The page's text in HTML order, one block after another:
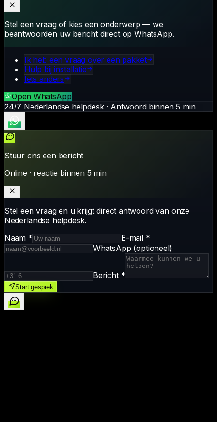
Stel een vraag of kies een onderwerp — we
beantwoorden uw bericht direct op WhatsApp.
Ik heb een vraag over een pakket
Hulp bij installatie
Iets anders
Open WhatsApp
24/7 Nederlandse helpdesk · Antwoord binnen 5 min
Stuur ons een bericht
Online · reactie binnen 5 min
Stel een vraag en u krijgt direct antwoord van onze
Nederlandse helpdesk.
Naam * E-mail*
WhatsApp (optioneel)
Bericht*
Start gesprek